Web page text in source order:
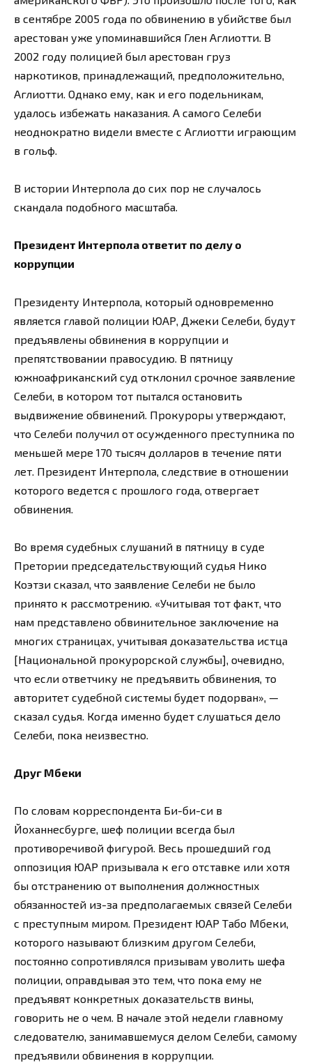
в сентябре 2005 года по обвинению в убийстве был
арестован уже упоминавшийся Глен Аглиотти. В
2002 году полицией был арестован груз
наркотиков, принадлежащий, предположительно,
Аглиотти. Однако ему, как и его подельникам,
удалось избежать наказания. А самого Селеби
неоднократно видели вместе с Аглиотти играющим
в гольф.
В истории Интерпола до сих пор не случалось
скандала подобного масштаба.
Президент Интерпола ответит по делу о
коррупции
Президенту Интерпола, который одновременно
является главой полиции ЮАР, Джеки Селеби, будут
предъявлены обвинения в коррупции и
препятствовании правосудию. В пятницу
южноафриканский суд отклонил срочное заявление
Селеби, в котором тот пытался остановить
выдвижение обвинений. Прокуроры утверждают,
что Селеби получил от осужденного преступника по
меньшей мере 170 тысяч долларов в течение пяти
лет. Президент Интерпола, следствие в отношении
которого ведется с прошлого года, отвергает
обвинения.
Во время судебных слушаний в пятницу в суде
Претории председательствующий судья Нико
Коэтзи сказал, что заявление Селеби не было
принято к рассмотрению. «Учитывая тот факт, что
нам представлено обвинительное заключение на
многих страницах, учитывая доказательства истца
[Национальной прокурорской службы], очевидно,
что если ответчику не предъявить обвинения, то
авторитет судебной системы будет подорван», —
сказал судья. Когда именно будет слушаться дело
Селеби, пока неизвестно.
Друг Мбеки
По словам корреспондента Би-би-си в
Йоханнесбурге, шеф полиции всегда был
противоречивой фигурой. Весь прошедший год
оппозиция ЮАР призывала к его отставке или хотя
бы отстранению от выполнения должностных
обязанностей из-за предполагаемых связей Селеби
с преступным миром. Президент ЮАР Табо Мбеки,
которого называют близким другом Селеби,
постоянно сопротивлялся призывам уволить шефа
полиции, оправдывая это тем, что пока ему не
предъявят конкретных доказательств вины,
говорить не о чем. В начале этой недели главному
следователю, занимавшемуся делом Селеби, самому
предъявили обвинения в коррупции.